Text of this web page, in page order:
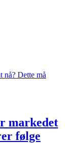
markedet
følge